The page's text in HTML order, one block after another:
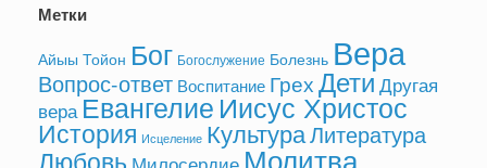
Метки
Айыы Тойон Бог Богослужение Болезнь Вера
Вопрос-ответ Воспитание ГрехДетиДругая
вера ЕвангелиеИисус Христос
История Исцеление КультураЛитература
Любовь Молитва